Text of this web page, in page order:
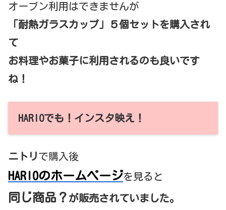
オーブン利用はできませんが
「耐熱ガラスカップ」５個セットを購入され
て
お料理やお菓子に利用されるのも良いです
ね！
HARIOでも！インスタ映え！
ニトリ で購入後
HARIOのホームページを見ると
同じ商品？ が販売されていました。